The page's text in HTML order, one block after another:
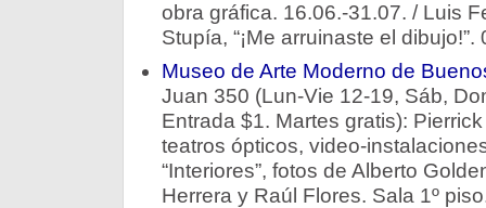
obra gráfica. 16.06.-31.07. / Luis
Stupía, “¡Me arruinaste el
Museo de Arte Moderno de
Juan 350 (Lun-Vie 12-19, Sáb,
Entrada $1. Martes gratis):
teatros ópticos, video-
“Interiores”, fotos de Alberto
Herrera y Raúl Flores. Sala 1º